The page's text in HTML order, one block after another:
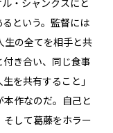
・シャンクスにと
という。監督には
生の全てを相手と共
き合い、同じ食事
を共有すること」
作なのだ。自己と
して葛藤をホラー